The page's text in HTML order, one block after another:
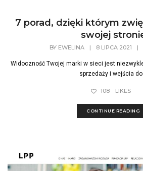
7 porad, dzięki którym
swojej
BY EWELINA | 8 LIPCA 2021 |
Widoczność Twojej marki w sieci jest
sprzedaży i wejścia
108 LIKES
CONTINUE READING